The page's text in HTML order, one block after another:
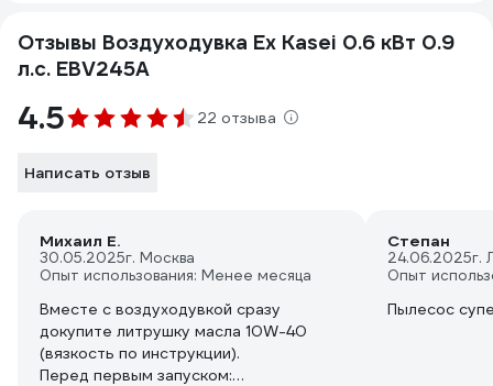
Отзывы Воздуходувка Ex Kasei 0.6 кВт 0.9
л.с. EBV245A
4.5 22 отзыва
Написать отзыв
Михаил Е.
30.05.2025г. Москва
Опыт использования: Менее месяца
Вместе с воздуходувкой сразу
докупите литрушку масла 10W-40
(вязкость по инструкции).
Перед первым запуском:
Степан
24.06.2025г.
Опыт
Пылесос